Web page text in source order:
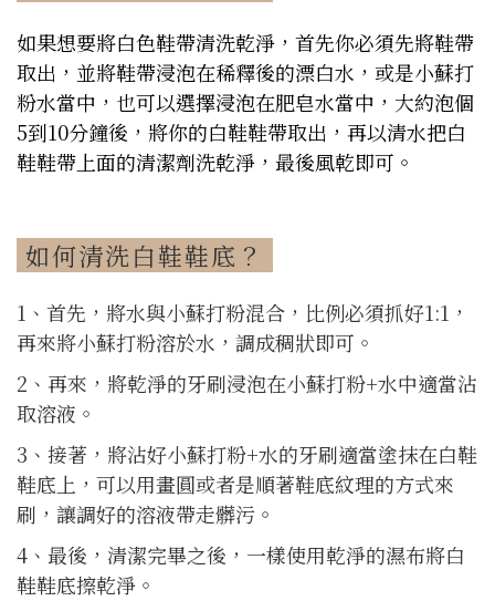
如果想要將白色鞋帶清洗乾淨，首先你必須先將鞋帶
取出，並將鞋帶浸泡在稀釋後的漂白水，或是小蘇打
粉水當中，也可以選擇浸泡在肥皂水當中，大約泡個
5到10分鐘後，將你的白鞋鞋帶取出，再以清水把白
鞋鞋帶上面的清潔劑洗乾淨，最後風乾即可。
如何清洗白鞋鞋底？
1、首先，將水與小蘇打粉混合，比例必須抓好1:1，
再來將小蘇打粉溶於水，調成稠狀即可。
2、再來，將乾淨的牙刷浸泡在小蘇打粉+水中適當沾
取溶液。
3、接著，將沾好小蘇打粉+水的牙刷適當塗抹在白鞋
鞋底上，可以用畫圓或者是順著鞋底紋理的方式來
刷，讓調好的溶液帶走髒污。
4、最後，清潔完畢之後，一樣使用乾淨的濕布將白
鞋鞋底擦乾淨。